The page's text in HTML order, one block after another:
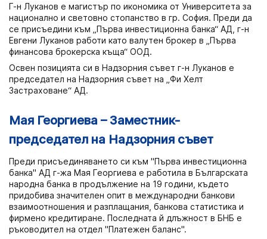
Г-н Луканов е магистър по икономика от Университета за
национално и световно стопанство в гр. Сoфия. Преди да
се присъедини към „Първа инвестиционна банка“ АД, г-н
Евгени Луканов работи като валутен брокер в „Първа
финансова брокерска къща“ ООД.
Освен позицията си в Надзорния съвет г-н Луканов е
председател на Надзорния съвет на „Фи Хелт
Застраховане“ АД.
Мая Георгиева – Заместник-
председател на Надзорния съвет
Преди присъединяването си към "Първа инвестиционна
банка" АД г-жа Мая Георгиева е работила в Българската
народна банка в продължение на 19 години, където
придобива значителен опит в международни банкови
взаимоотношения и разплащания, банкова статистика и
фирмено кредитиране. Последната й длъжност в БНБ е
ръководител на отдел "Платежен баланс".